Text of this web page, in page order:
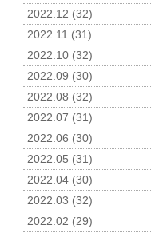
2022.12 (32)
2022.11 (31)
2022.10 (32)
2022.09 (30)
2022.08 (32)
2022.07 (31)
2022.06 (30)
2022.05 (31)
2022.04 (30)
2022.03 (32)
2022.02 (29)